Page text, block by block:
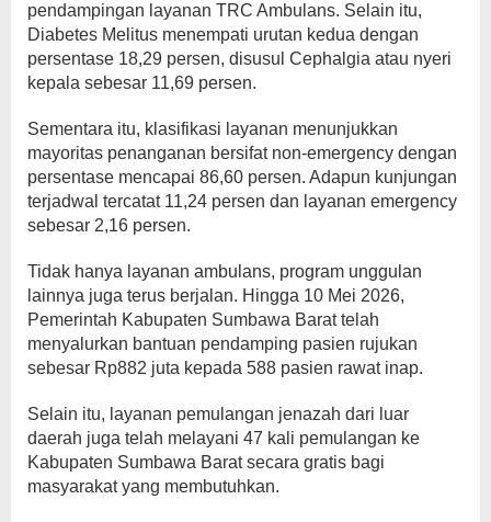
pendampingan layanan TRC Ambulans. Selain itu,
Diabetes Melitus menempati urutan kedua dengan
persentase 18,29 persen, disusul Cephalgia atau nyeri
kepala sebesar 11,69 persen.
Sementara itu, klasifikasi layanan menunjukkan
mayoritas penanganan bersifat non-emergency dengan
persentase mencapai 86,60 persen. Adapun kunjungan
terjadwal tercatat 11,24 persen dan layanan emergency
sebesar 2,16 persen.
Tidak hanya layanan ambulans, program unggulan
lainnya juga terus berjalan. Hingga 10 Mei 2026,
Pemerintah Kabupaten Sumbawa Barat telah
menyalurkan bantuan pendamping pasien rujukan
sebesar Rp882 juta kepada 588 pasien rawat inap.
Selain itu, layanan pemulangan jenazah dari luar
daerah juga telah melayani 47 kali pemulangan ke
Kabupaten Sumbawa Barat secara gratis bagi
masyarakat yang membutuhkan.